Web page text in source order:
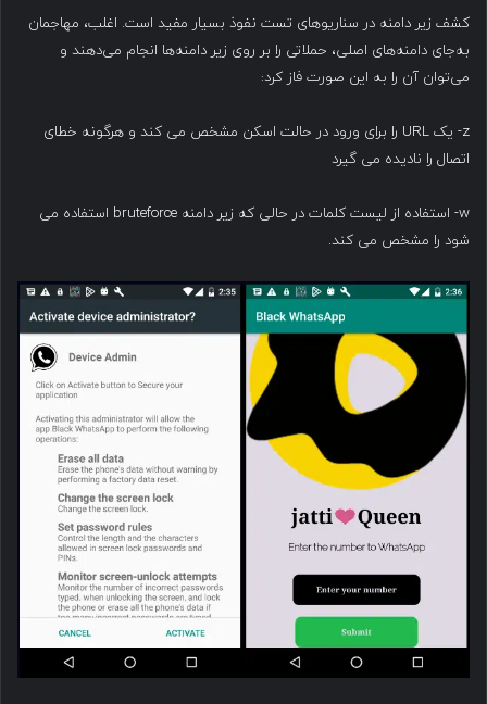
کشف زیر دامنه در سناریوهای تست نفوذ بسیار مفید است. اغلب، مهاجمان
به‌جای دامنه‌های اصلی، حملاتی را بر روی زیر دامنه‌ها انجام می‌دهند و
می‌توان آن را به این صورت فاز کرد:
z- یک URL را برای ورود در حالت اسکن مشخص می کند و هرگونه خطای
اتصال را نادیده می گیرد
w- استفاده از لیست کلمات در حالی که زیر دامنه bruteforce استفاده می
شود را مشخص می کند.